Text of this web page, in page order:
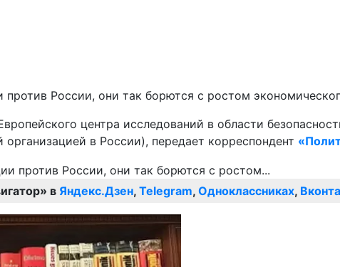
России, они так борются с ростом
центра исследований в области
в России), передает корреспондент
в Яндекс.Дзен, Telegram, Одноклассниках,